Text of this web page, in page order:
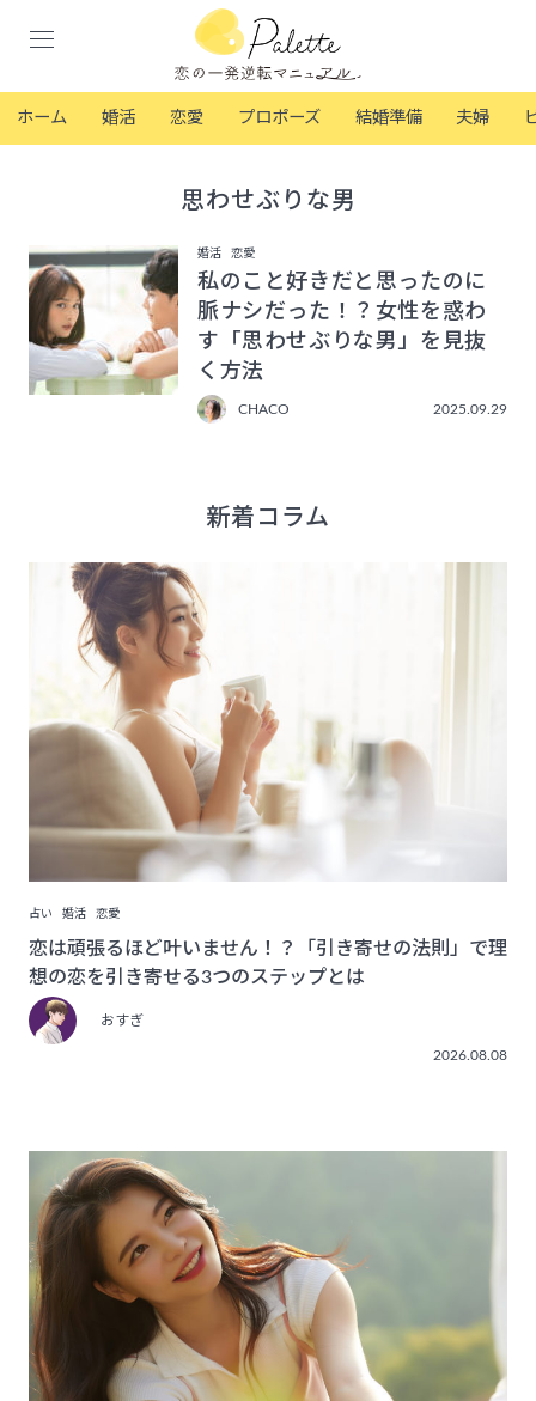
ホーム 婚活 恋愛 プロポーズ 結婚準備 夫婦
思わせぶりな男
婚活 恋愛
私のこと好きだと思ったのに
脈ナシだった！？女性を惑わ
す「思わせぶりな男」を見抜
く方法
CHACO 2025.09.29
新着コラム
占い 婚活 恋愛
恋は頑張るほど叶いません！？「引き寄せの法則」で理
想の恋を引き寄せる3つのステップとは
おすぎ
2026.08.08